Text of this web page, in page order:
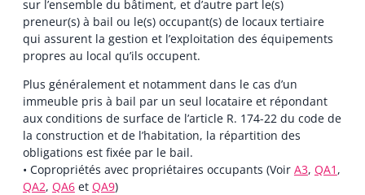
sur l’ensemble du bâtiment, et d’autre part le(s)
preneur(s) à bail ou le(s) occupant(s) de locaux tertiaire
qui assurent la gestion et l’exploitation des équipements
propres au local qu’ils occupent.
Plus généralement et notamment dans le cas d’un
immeuble pris à bail par un seul locataire et répondant
aux conditions de surface de l’article R. 174-22 du code de
la construction et de l’habitation, la répartition des
obligations est fixée par le bail.
• Copropriétés avec propriétaires occupants (Voir A3, QA1 ,
QA2, QA6et QA9)